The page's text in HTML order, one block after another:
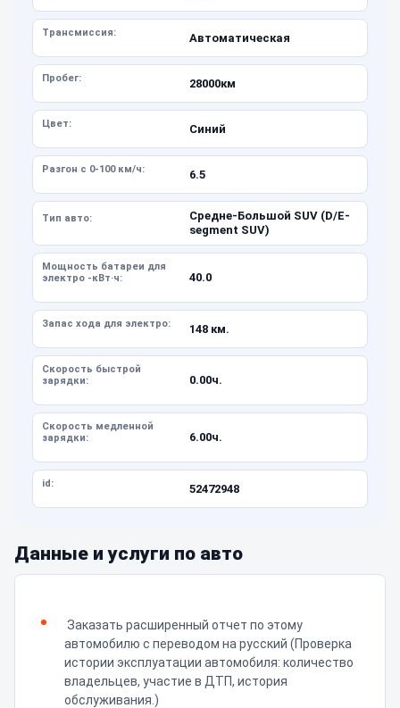
Трансмиссия: Автоматическая
Пробег: 28000км
Цвет: Синий
Разгон с 0-100 км/ч: 6.5
Тип авто:
Средне-Большой SUV (D/E-
segment SUV)
Мощность батареи для
электро -кВт·ч:
40.0
Запас хода для электро: 148 км.
Скорость быстрой
зарядки:
0.00ч.
Скорость медленной
зарядки:
6.00ч.
id: 52472948
Данные и услуги по авто
Заказать расширенный отчет по этому
автомобилю с переводом на русский (Проверка
истории эксплуатации автомобиля: количество
владельцев, участие в ДТП, история
обслуживания.)